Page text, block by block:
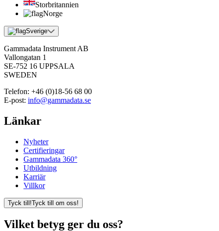
Storbritannien
Norge
Sverige
Gammadata Instrument AB
Vallongatan 1
SE-752 16 UPPSALA
SWEDEN
Telefon: +46 (0)18-56 68 00
E-post: info@gammadata.se
Länkar
Nyheter
Certifieringar
Gammadata 360°
Utbildning
Karriär
Villkor
Tyck till!Tyck till om oss!
Vilket betyg ger du oss?